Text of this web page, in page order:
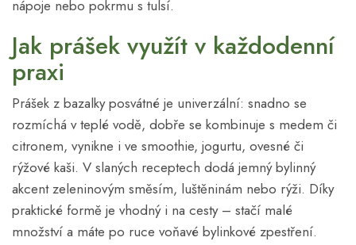
nápoje nebo pokrmu s tulsí.
Jak prášek využít v každodenní
praxi
Prášek z bazalky posvátné je univerzální: snadno se
rozmíchá v teplé vodě, dobře se kombinuje s medem či
citronem, vynikne i ve smoothie, jogurtu, ovesné či
rýžové kaši. V slaných receptech dodá jemný bylinný
akcent zeleninovým směsím, luštěninám nebo rýži. Díky
praktické formě je vhodný i na cesty – stačí malé
množství a máte po ruce voňavé bylinkové zpestření.